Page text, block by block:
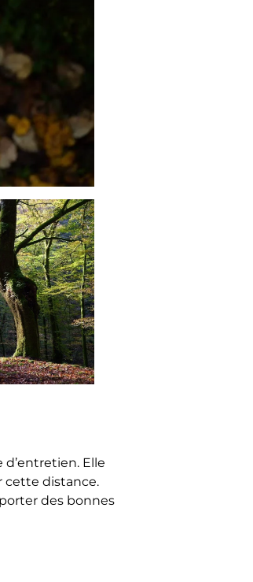
Elle
cette distance.
des bonnes